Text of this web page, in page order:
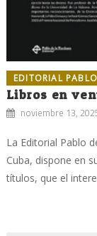
EDITORIAL PABLO
Libros en
noviembre 13,
La Editorial Pablo
Cuba, dispone en
títulos, que el